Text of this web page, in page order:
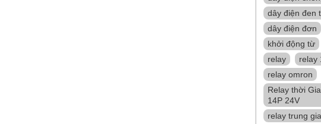
dây điện đen
dây điện đơn
khởi động từ
relay
relay
relay omron
Relay thời
14P 24V
relay trung